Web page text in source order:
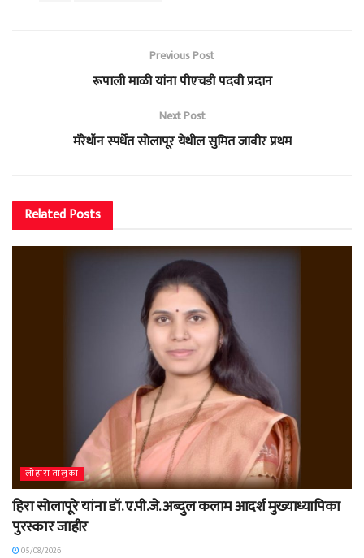
Previous Post
रूपाली माळी यांना पीएचडी पदवी प्रदान
Next Post
मॅरेथॉन स्पर्धेत सोलापूर येथील सुमित जावीर प्रथम
RelatedPosts
लोहारा तालुका
हिरा सोलापूरे यांना डॉ. ए.पी.जे. अब्दुल कलाम आदर्श मुख्याध्यापिका
पुरस्कार जाहीर
05/08/2026